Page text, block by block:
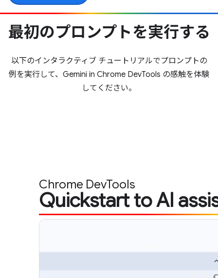
最初のプロンプトを実行する
以下のインタラクティブ チュートリアルでプロンプトの
例を実行して、Gemini in Chrome DevTools の感触を体験
してください。